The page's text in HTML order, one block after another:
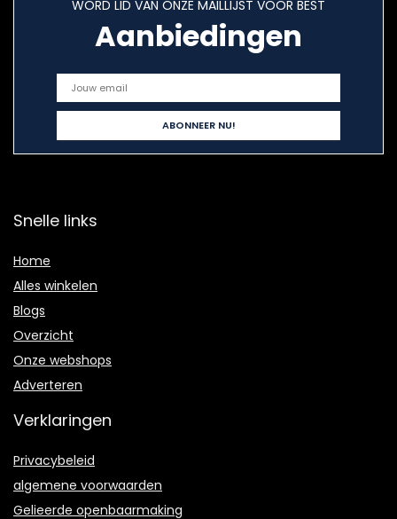
WORD LID VAN ONZE MAILLIJST VOOR BEST
Aanbiedingen
Snelle links
Home
Alles winkelen
Blogs
Overzicht
Onze webshops
Adverteren
Verklaringen
Privacybeleid
algemene voorwaarden
Gelieerde openbaarmaking